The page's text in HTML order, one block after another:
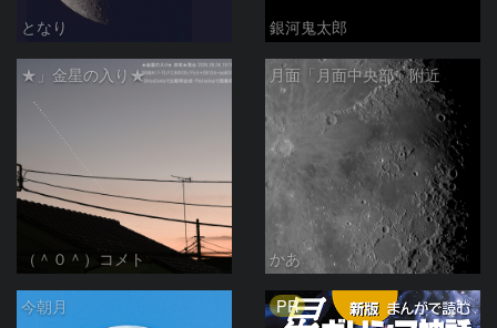
となり 銀河鬼太郎
★」金星の入り★
（＾０＾）コメト
月面「月面中央部」附近
かあ
今朝月 PR